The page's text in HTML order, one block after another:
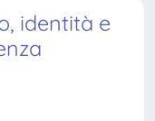
identità e